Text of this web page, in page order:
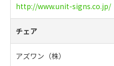
http://www.unit-signs.co.jp/
チェア
アズワン（株）